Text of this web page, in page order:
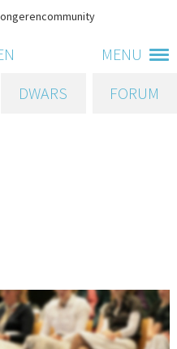
MENU
DWARS FORUM